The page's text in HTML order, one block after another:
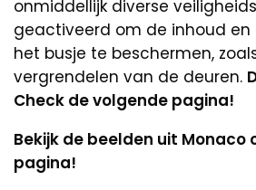
onmiddellijk diverse
geactiveerd om de inhoud en
het busje te beschermen,
vergrendelen van de deuren.
Check de volgende pagina!
Bekijk de beelden uit Monaco
pagina!